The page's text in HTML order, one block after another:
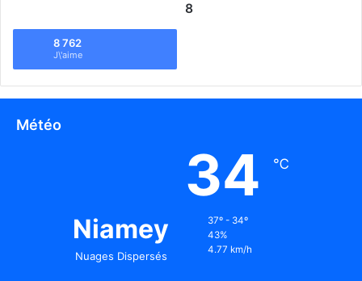
8
8 762
J\'aime
Météo
Niamey
Nuages Dispersés
34 ℃
37º - 34º
43%
4.77 km/h